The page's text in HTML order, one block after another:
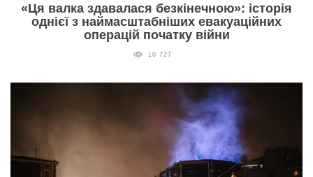
«Ця валка здавалася безкінечною»: історія
однієї з наймасштабніших евакуаційних
операцій початку війни
10 727